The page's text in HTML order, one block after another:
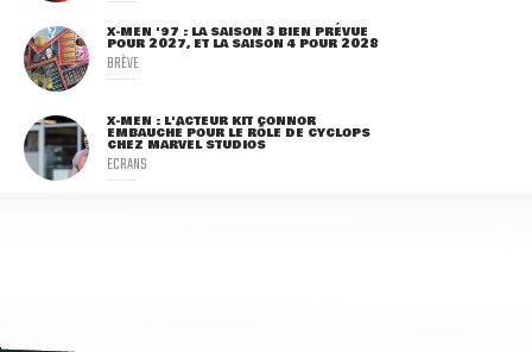
X-MEN '97 : LA SAISON 3 BIEN PRÉVUE
POUR 2027, ET LA SAISON 4 POUR 2028
BRÈVE
X-MEN : L'ACTEUR KIT CONNOR
EMBAUCHÉ POUR LE RÔLE DE CYCLOPS
CHEZ MARVEL STUDIOS
ECRANS